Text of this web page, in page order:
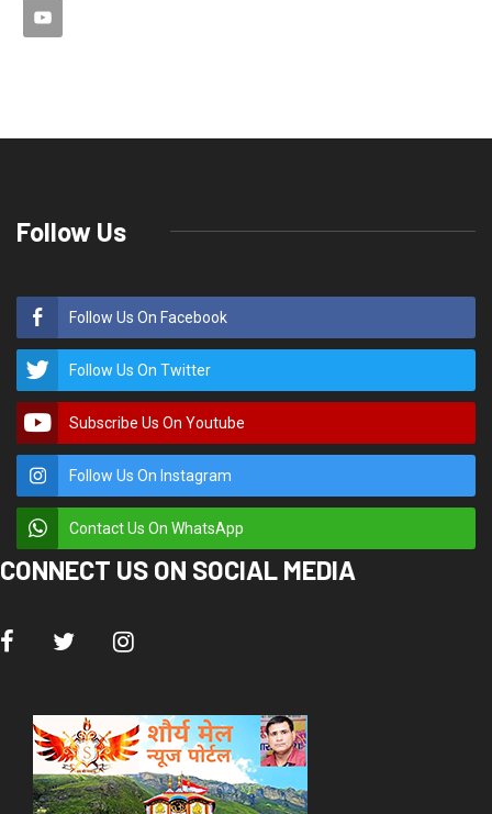
Follow Us
Follow Us On Facebook
Follow Us On Twitter
Subscribe Us On Youtube
Follow Us On Instagram
Contact Us On WhatsApp
CONNECT US ON SOCIAL MEDIA